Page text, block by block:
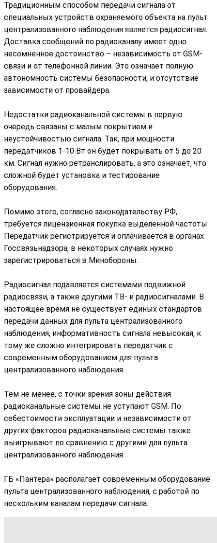
Традиционным способом передачи сигнала от
специальных устройств охраняемого объекта на пульт
централизованного наблюдения является радиосигнал.
Доставка сообщений по радиоканалу имеет одно
несомненное достоинство – независимость от GSM-
связи и от телефонной линии. Это означает полную
автономность системы безопасности, и отсутствие
зависимости от провайдера.
Недостатки радиоканальной системы в первую
очередь связаны с малым покрытием и
неустойчивостью сигнала. Так, при мощности
передатчиков 1-10 Вт он будет покрывать от 5 до 20
км. Сигнал нужно ретранслировать, а это означает, что
сложной будет установка и тестирование
оборудования.
Помимо этого, согласно законодательству РФ,
требуется лицензионная покупка выделенной частоты.
Передатчик регистрируется и оплачивается в органах
Госсвязьнадзора, в некоторых случаях нужно
зарегистрироваться в Минобороны.
Радиосигнал подавляется системами подвижной
радиосвязи, а также другими ТВ- и радиосигналами. В
настоящее время не существует единых стандартов
передачи данных для пульта централизованного
наблюдения, информативность сигнала невысокая, к
тому же сложно интегрировать передатчик с
современным оборудованием для пульта
централизованного наблюдения.
Тем не менее, с точки зрения зоны действия
радиоканальные системы не уступают GSM. По
себестоимости эксплуатации и независимости от
других факторов радиоканальные системы также
выигрывают по сравнению с другими для пульта
централизованного наблюдения.
ГБ «Пантера» располагает современным оборудование
пульта централизованного наблюдения, с работой по
нескольким каналам передачи сигнала.